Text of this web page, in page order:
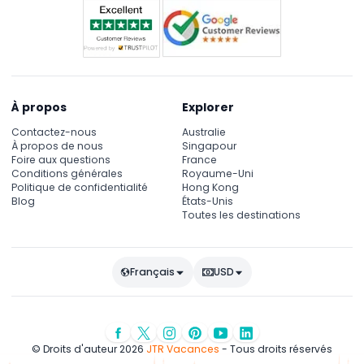
À propos
Contactez-nous
À propos de nous
Foire aux questions
Conditions générales
Politique de confidentialité
Blog
Explorer
Australie
Singapour
France
Royaume-Uni
Hong Kong
États-Unis
Toutes les destinations
Français USD
© Droits d'auteur 2026 JTR Vacances - Tous droits réservés